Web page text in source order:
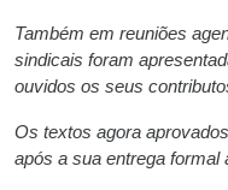
Também em reuniões
sindicais foram
ouvidos os seus
Os textos agora
após a sua entrega